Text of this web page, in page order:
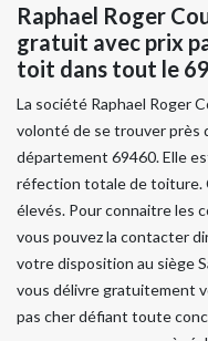
Raphael Roger
gratuit avec prix
toit dans tout le
La société Raphael Roger
volonté de se trouver près
département 69460. Elle
réfection totale de toiture.
élevés. Pour connaitre les
vous pouvez la contacter
votre disposition au siège
vous délivre gratuitement
pas cher défiant toute